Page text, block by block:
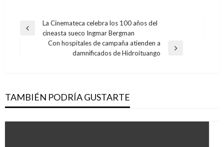
Navegación
Entrada
La Cinemateca celebra los 100 años del
cineasta sueco Ingmar Bergman
Con hospitales de campaña atienden a
damnificados de Hidroituango
TAMBIÉN PODRÍA GUSTARTE